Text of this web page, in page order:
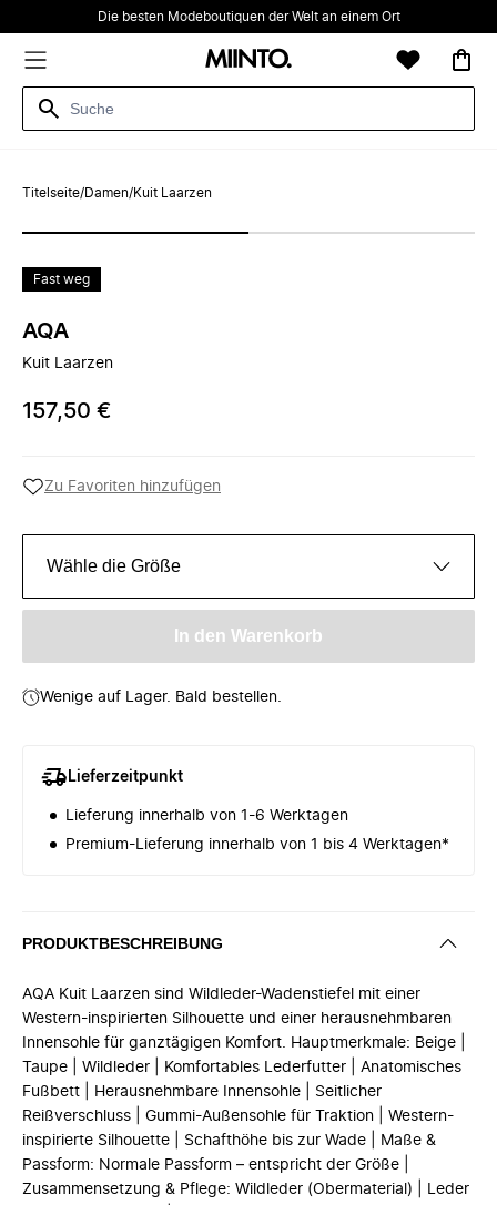
Die besten Modeboutiquen der Welt an einem Ort
Titelseite/Damen/Kuit Laarzen
Fast weg
AQA
Kuit Laarzen
157,50 €
Zu Favoriten hinzufügen
Wähle die Größe
In den Warenkorb
Wenige auf Lager. Bald bestellen.
Lieferzeitpunkt
Lieferung innerhalb von 1-6 Werktagen
Premium-Lieferung innerhalb von 1 bis 4 Werktagen*
PRODUKTBESCHREIBUNG
AQA Kuit Laarzen sind Wildleder-Wadenstiefel mit einer
Western-inspirierten Silhouette und einer herausnehmbaren
Innensohle für ganztägigen Komfort. Hauptmerkmale: Beige |
Taupe | Wildleder | Komfortables Lederfutter | Anatomisches
Fußbett | Herausnehmbare Innensohle | Seitlicher
Reißverschluss | Gummi-Außensohle für Traktion | Western-
inspirierte Silhouette | Schafthöhe bis zur Wade | Maße &
Passform: Normale Passform – entspricht der Größe |
Zusammensetzung & Pflege: Wildleder (Obermaterial) | Leder